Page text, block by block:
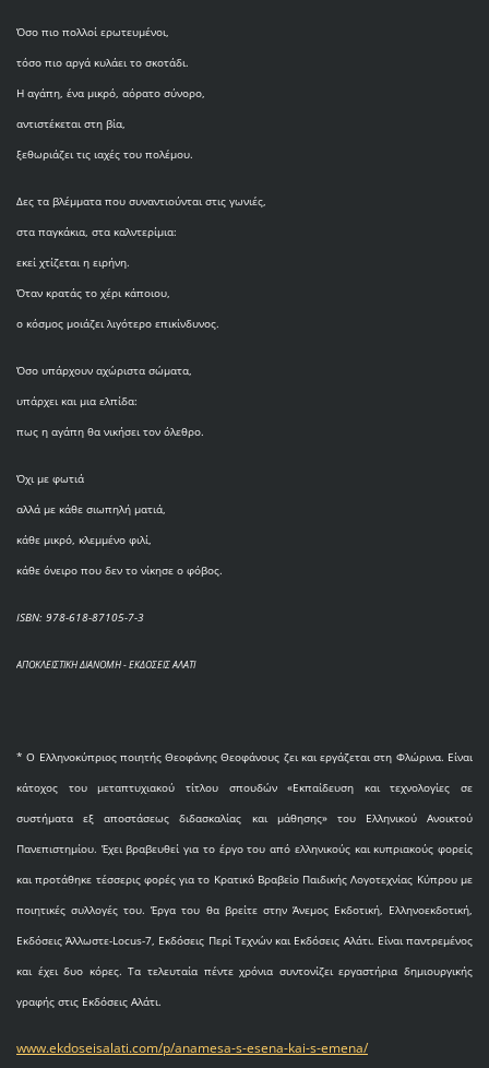
Όσο πιο πολλοί ερωτευμένοι,
τόσο πιο αργά κυλάει το σκοτάδι.
Η αγάπη, ένα μικρό, αόρατο σύνορο,
αντιστέκεται στη βία,
ξεθωριάζει τις ιαχές του πολέμου.
Δες τα βλέμματα που συναντιούνται στις γωνιές,
στα παγκάκια, στα καλντερίμια:
εκεί χτίζεται η ειρήνη.
Όταν κρατάς το χέρι κάποιου,
ο κόσμος μοιάζει λιγότερο επικίνδυνος.
Όσο υπάρχουν αχώριστα σώματα,
υπάρχει και μια ελπίδα:
πως η αγάπη θα νικήσει τον όλεθρο.
Όχι με φωτιά
αλλά με κάθε σιωπηλή ματιά,
κάθε μικρό, κλεμμένο φιλί,
κάθε όνειρο που δεν το νίκησε ο φόβος.
ISBN: 978-618-87105-7-3
ΑΠΟΚΛΕΙΣΤΙΚΗ ΔΙΑΝΟΜΗ - ΕΚΔΟΣΕΙΣ ΑΛΑΤΙ
* O Eλληνοκύπριος ποιητής Θεοφάνης Θεοφάνους ζει και εργάζεται στη Φλώρινα. Είναι
κάτοχος του μεταπτυχιακού τίτλου σπουδών «Εκπαίδευση και τεχνολογίες σε
συστήματα εξ αποστάσεως διδασκαλίας και μάθησης» του Ελληνικού Ανοικτού
Πανεπιστημίου. Έχει βραβευθεί για το έργο του από ελληνικούς και κυπριακούς φορείς
και προτάθηκε τέσσερις φορές για το Κρατικό Βραβείο Παιδικής Λογοτεχνίας Κύπρου με
ποιητικές συλλογές του. Έργα του θα βρείτε στην Άνεμος Εκδοτική, Ελληνοεκδοτική,
Εκδόσεις Άλλωστε-Locus-7, Εκδόσεις Περί Τεχνών και Εκδόσεις Αλάτι. Είναι παντρεμένος
και έχει δυο κόρες. Τα τελευταία πέντε χρόνια συντονίζει εργαστήρια δημιουργικής
γραφής στις Εκδόσεις Αλάτι.
www.ekdoseisalati.com/p/anamesa-s-esena-kai-s-emena/